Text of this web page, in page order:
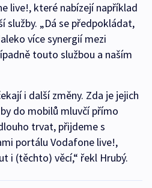
live!, které nabízejí například
služby. „Dá se předpokládat,
více synergií mezi
touto službou a naším
i další změny. Zda je jejich
do mobilů mluvčí přímo
trvat, přijdeme s
portálu Vodafone live!,
i (těchto) věcí,“ řekl Hrubý.